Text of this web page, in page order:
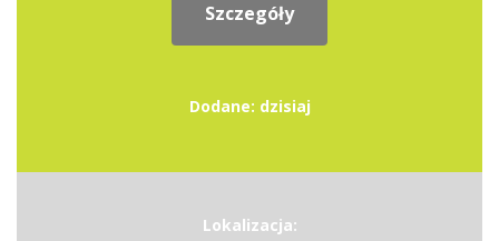
Szczegóły
Dodane: dzisiaj
Lokalizacja: